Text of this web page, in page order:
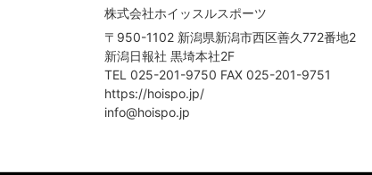
株式会社ホイッスルスポーツ
〒950-1102 新潟県新潟市西区善久772番地2
新潟日報社 黒埼本社2F
TEL 025-201-9750 FAX 025-201-9751
https://hoispo.jp/
info@hoispo.jp